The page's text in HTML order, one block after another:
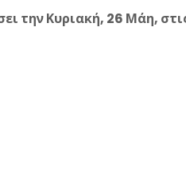
την Κυριακή, 26 Μάη,